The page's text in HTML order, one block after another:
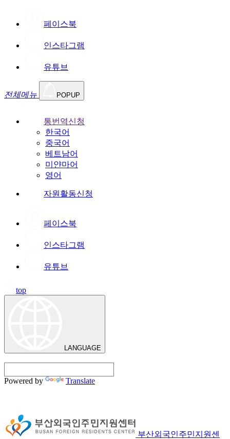
페이스북
인스타그램
유튜브
전체메뉴 POPUP
통번역신청
한국어
중국어
베트남어
미얀마어
영어
자원활동신청
페이스북
인스타그램
유튜브
top
LANGUAGE
Powered by Translate
부산외국인주민지원센